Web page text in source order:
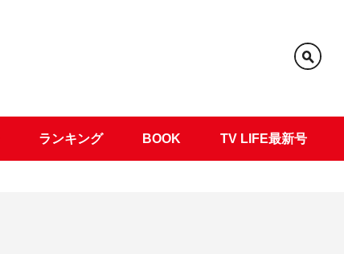
ランキング BOOK TV LIFE最新号